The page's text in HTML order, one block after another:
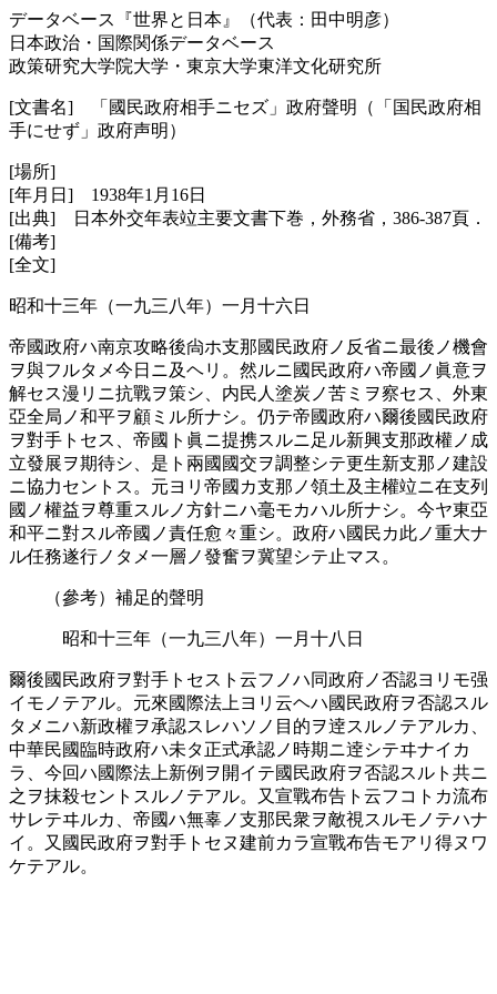
データベース『世界と日本』（代表：田中明彦）
日本政治・国際関係データベース
政策研究大学院大学・東京大学東洋文化研究所
[文書名] 「國民政府相手ニセズ」政府聲明（「国民政府相
手にせず」政府声明）
[場所]
[年月日] 1938年1月16日
[出典] 日本外交年表竝主要文書下巻，外務省，386-387頁．
[備考]
[全文]
昭和十三年（一九三八年）一月十六日
帝國政府ハ南京攻略後尙ホ支那國民政府ノ反省ニ最後ノ機會
ヲ與フルタメ今日ニ及ヘリ。然ルニ國民政府ハ帝國ノ眞意ヲ
解セス漫リニ抗戰ヲ策シ、内民人塗炭ノ苦ミヲ察セス、外東
亞全局ノ和平ヲ顧ミル所ナシ。仍テ帝國政府ハ爾後國民政府
ヲ對手トセス、帝國ト眞ニ提携スルニ足ル新興支那政權ノ成
立發展ヲ期待シ、是ト兩國國交ヲ調整シテ更生新支那ノ建設
ニ協力セントス。元ヨリ帝國カ支那ノ領土及主權竝ニ在支列
國ノ權益ヲ尊重スルノ方針ニハ毫モカハル所ナシ。今ヤ東亞
和平ニ對スル帝國ノ責任愈々重シ。政府ハ國民カ此ノ重大ナ
ル任務遂行ノタメ一層ノ發奮ヲ冀望シテ止マス。
（參考）補足的聲明
昭和十三年（一九三八年）一月十八日
爾後國民政府ヲ對手トセスト云フノハ同政府ノ否認ヨリモ强
イモノテアル。元來國際法上ヨリ云ヘハ國民政府ヲ否認スル
タメニハ新政權ヲ承認スレハソノ目的ヲ逹スルノテアルカ、
中華民國臨時政府ハ未タ正式承認ノ時期ニ逹シテヰナイカ
ラ、今回ハ國際法上新例ヲ開イテ國民政府ヲ否認スルト共ニ
之ヲ抹殺セントスルノテアル。又宣戰布告ト云フコトカ流布
サレテヰルカ、帝國ハ無辜ノ支那民衆ヲ敵視スルモノテハナ
イ。又國民政府ヲ對手トセヌ建前カラ宣戰布告モアリ得ヌワ
ケテアル。